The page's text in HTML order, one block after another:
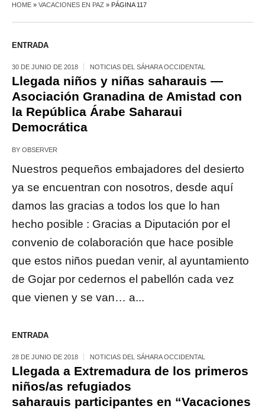
HOME » VACACIONES EN PAZ » PÁGINA 117
ENTRADA
30 DE JUNIO DE 2018 NOTICIAS DEL SÁHARA OCCIDENTAL
Llegada niños y niñas saharauis —
Asociación Granadina de Amistad con
la República Árabe Saharaui
Democrática
BY OBSERVER
Nuestros pequeños embajadores del desierto
ya se encuentran con nosotros, desde aquí
damos las gracias a todos los que lo han
hecho posible : Gracias a Diputación por el
convenio de colaboración que hace posible
que estos niños puedan venir, al ayuntamiento
de Gojar por cedernos el pabellón cada vez
que vienen y se van… a...
ENTRADA
28 DE JUNIO DE 2018 NOTICIAS DEL SÁHARA OCCIDENTAL
Llegada a Extremadura de los primeros
niños/as refugiados
saharauis participantes en “Vacaciones